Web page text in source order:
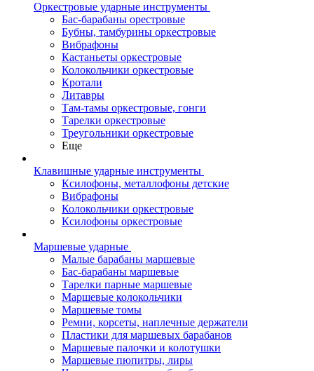
Оркестровые ударные инструменты
Бас-барабаны орестровые
Бубны, тамбурины оркестровые
Вибрафоны
Кастаньеты оркестровые
Колокольчики оркестровые
Кротали
Литавры
Там-тамы оркестровые, гонги
Тарелки оркестровые
Треугольники оркестровые
Еще
Клавишные ударные инструменты
Ксилофоны, металлофоны детские
Вибрафоны
Колокольчики оркестровые
Ксилофоны оркестровые
Маршевые ударные
Малые барабаны маршевые
Бас-барабаны маршевые
Тарелки парные маршевые
Маршевые колокольчики
Маршевые томы
Ремни, корсеты, наплечные держатели
Пластики для маршевых барабанов
Маршевые палочки и колотушки
Маршевые пюпитры, лиры